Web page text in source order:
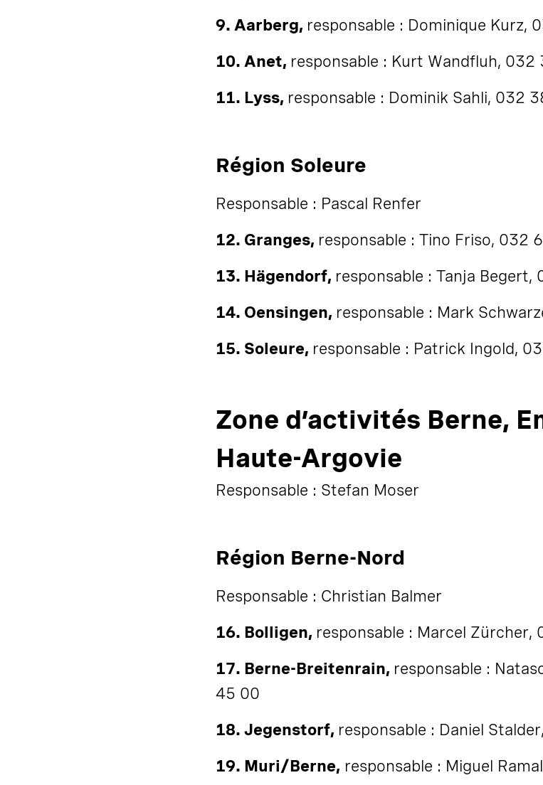
9. Aarberg, responsable : Dominique Kurz,
10. Anet, responsable : Kurt Wandfluh,
11. Lyss, responsable : Dominik Sahli, 032
Région Soleure
Responsable : Pascal Renfer
12. Granges, responsable : Tino Friso, 032
13. Hägendorf, responsable : Tanja
14. Oensingen, responsable : Mark
15. Soleure, responsable : Patrick Ingold,
Zone d’activités Berne,
Haute-Argovie
Responsable : Stefan Moser
Région Berne-Nord
Responsable : Christian Balmer
16. Bolligen, responsable : Marcel
17. Berne-Breitenrain, responsable :
45 00
18. Jegenstorf, responsable : Daniel
19. Muri/Berne, responsable : Miguel